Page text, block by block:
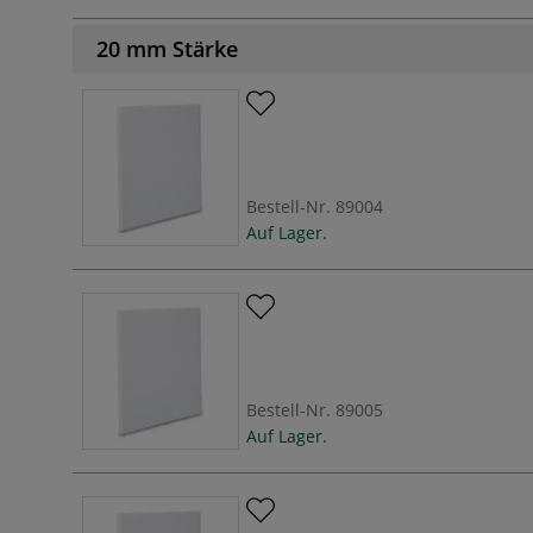
20 mm Stärke
Bestell-Nr. 89004
Auf Lager.
Bestell-Nr. 89005
Auf Lager.